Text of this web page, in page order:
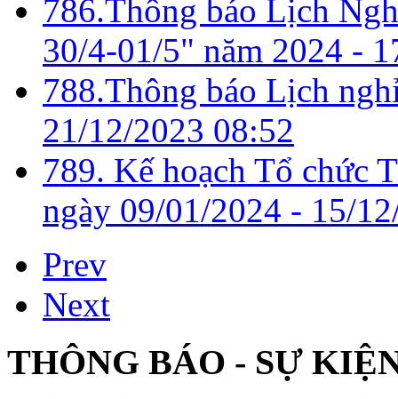
786.Thông báo Lịch
30/4-01/5" năm 2024 -
788.Thông báo Lịch
21/12/2023 08:52
789. Kế hoạch Tổ chức
ngày 09/01/2024 - 15/
Prev
Next
THÔNG BÁO - SỰ